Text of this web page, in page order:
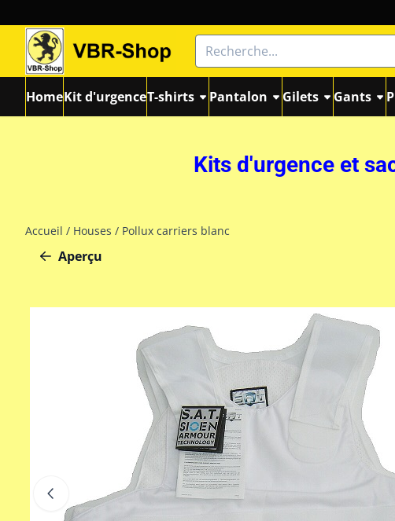
Rechercher
HomeKit d'urgenceT-shirts Pantalon Gilets Gants
Kits d'urgence et
Accueil / Houses / Pollux carriers blanc
Aperçu